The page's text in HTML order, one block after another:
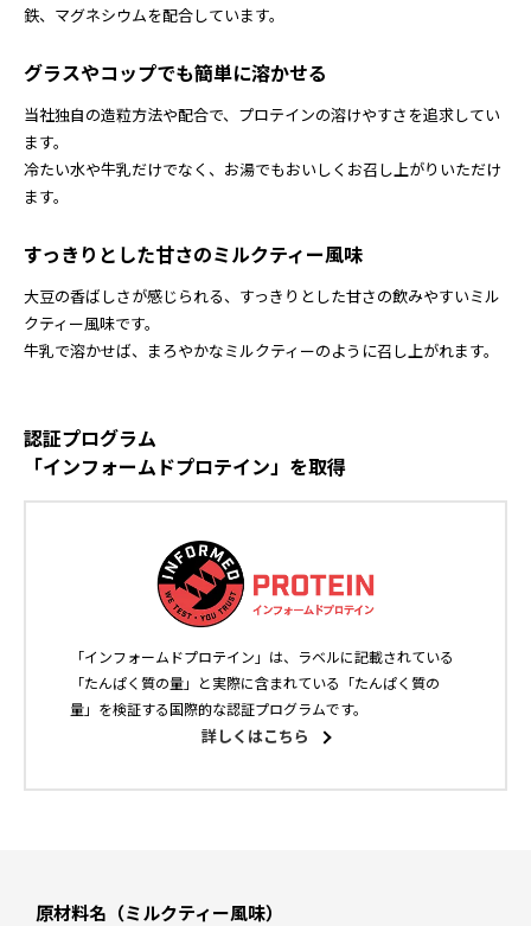
鉄、マグネシウムを配合しています。
グラスやコップでも簡単に溶かせる
当社独自の造粒方法や配合で、プロテインの溶けやすさを追求してい
ます。
冷たい水や牛乳だけでなく、お湯でもおいしくお召し上がりいただけ
ます。
すっきりとした甘さのミルクティー風味
大豆の香ばしさが感じられる、すっきりとした甘さの飲みやすいミル
クティー風味です。
牛乳で溶かせば、まろやかなミルクティーのように召し上がれます。
認証プログラム
「インフォームドプロテイン」を取得
「インフォームドプロテイン」は、ラベルに記載されている
「たんぱく質の量」と実際に含まれている「たんぱく質の
量」を検証する国際的な認証プログラムです。
詳しくはこちら
原材料名（ミルクティー風味）